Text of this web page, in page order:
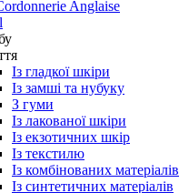
Anglaise
Із гладкої шкіри
Із замші та нубуку
З гуми
Із лакованої шкіри
Із екзотичних шкір
Із текстилю
Із комбінованих матеріалів
Із синтетичних матеріалів